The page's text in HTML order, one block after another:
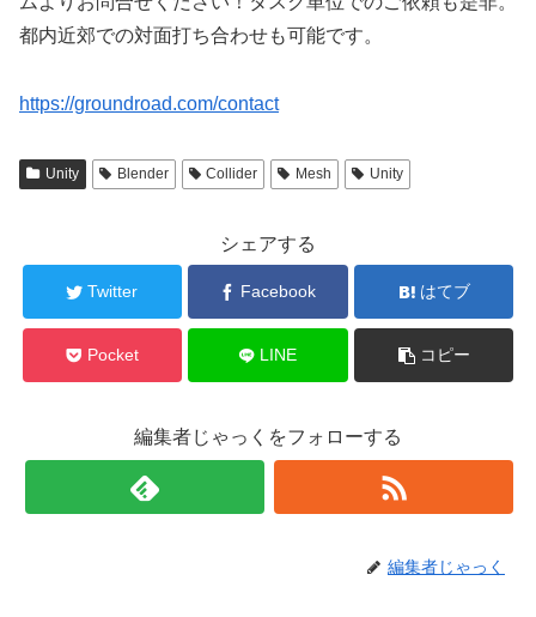
都内近郊での対面打ち合わせも可能です。
https://groundroad.com/contact
Unity Blender Collider Mesh Unity
シェアする
Twitter Facebook はてブ
Pocket LINE コピー
編集者じゃっくをフォローする
編集者じゃっく